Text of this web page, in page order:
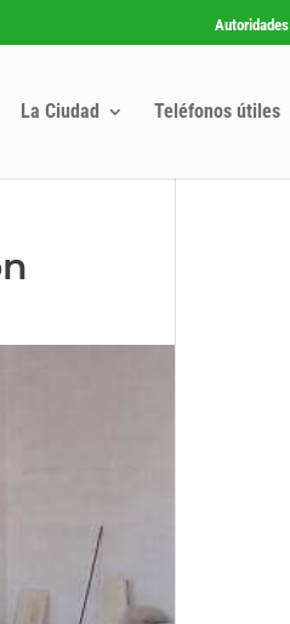
Autoridades
La Ciudad Teléfonos útiles